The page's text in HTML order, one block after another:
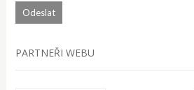
PARTNEŘI WEBU